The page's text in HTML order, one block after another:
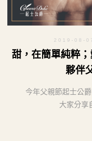
2019-08-
甜，在簡單純粹
夥伴
今年父親節起士公爵
大家分享